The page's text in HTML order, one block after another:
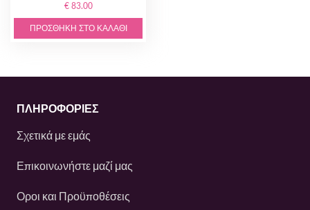
€ 83.00
ΠΡΟΣΘΉΚΗ ΣΤΟ ΚΑΛΆΘΙ
ΠΛΗΡΟΦΟΡΙΕΣ
Σχετικά με εμάς
Επικοινωνήστε μαζί μας
Οροι και Προϋποθέσεις